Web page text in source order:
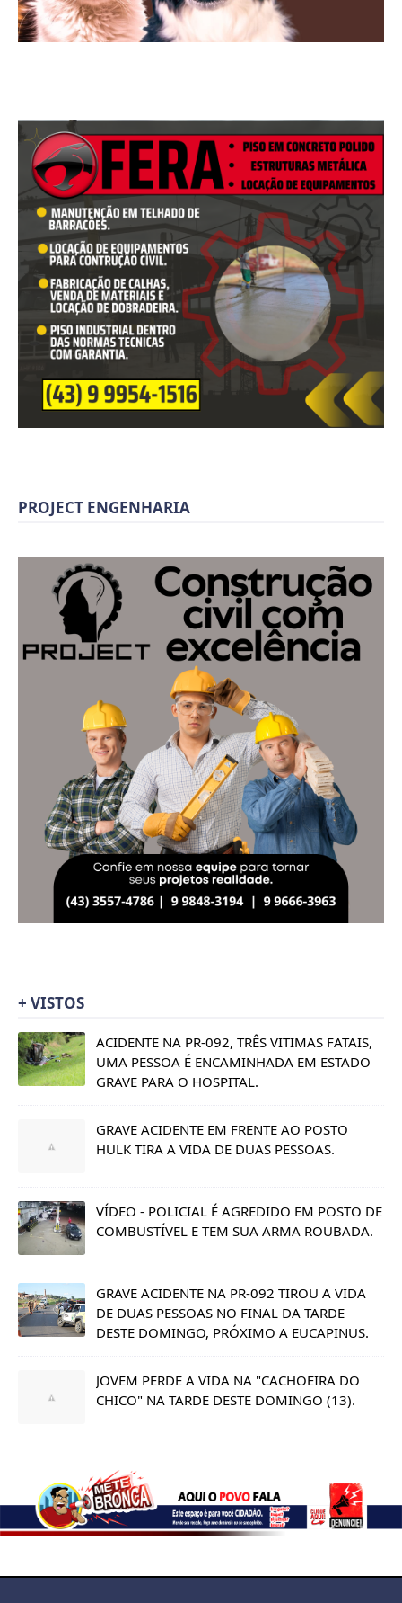
PROJECT ENGENHARIA
+ VISTOS
ACIDENTE NA PR-092, TRÊS VITIMAS FATAIS,
UMA PESSOA É ENCAMINHADA EM ESTADO
GRAVE PARA O HOSPITAL.
GRAVE ACIDENTE EM FRENTE AO POSTO
HULK TIRA A VIDA DE DUAS PESSOAS.
VÍDEO - POLICIAL É AGREDIDO EM POSTO DE
COMBUSTÍVEL E TEM SUA ARMA ROUBADA.
GRAVE ACIDENTE NA PR-092 TIROU A VIDA
DE DUAS PESSOAS NO FINAL DA TARDE
DESTE DOMINGO, PRÓXIMO A EUCAPINUS.
JOVEM PERDE A VIDA NA "CACHOEIRA DO
CHICO" NA TARDE DESTE DOMINGO (13).